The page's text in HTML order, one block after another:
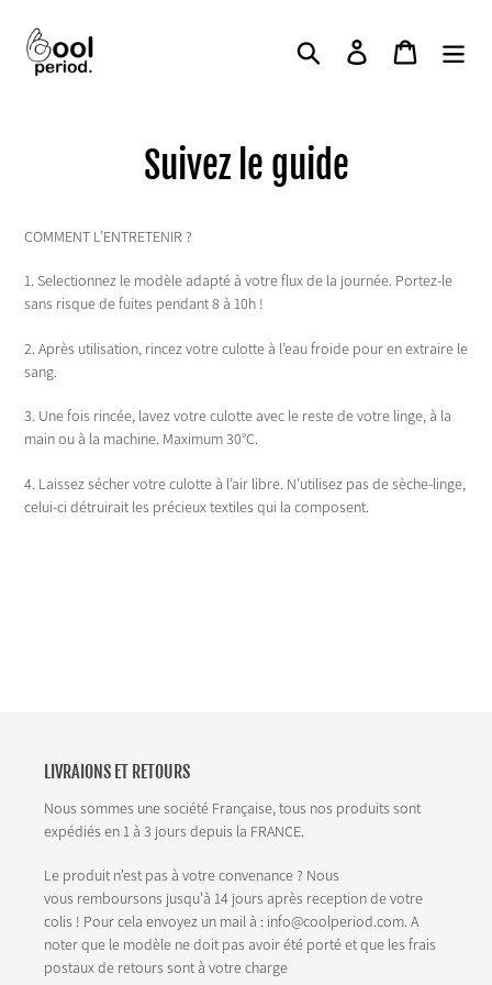
contenu
RechercherSe connecter
Panier
Suivez le guide
COMMENT L’ENTRETENIR ?
1. Selectionnez le modèle adapté à votre flux de la journée. Portez-le
sans risque de fuites pendant 8 à 10h !
2. Après utilisation, rincez votre culotte à l’eau froide pour en extraire le
sang.
3. Une fois rincée, lavez votre culotte avec le reste de votre linge, à la
main ou à la machine. Maximum 30°C.
4. Laissez sécher votre culotte à l’air libre. N’utilisez pas de sèche-linge,
celui-ci détruirait les précieux textiles qui la composent.
LIVRAIONS ET RETOURS
Nous sommes une société Française, tous nos produits sont
expédiés en 1 à 3 jours depuis la FRANCE.
Le produit n'est pas à votre convenance ? Nous
vous remboursons jusqu'à 14 jours après reception de votre
colis ! Pour cela envoyez un mail à : info@coolperiod.com. A
noter que le modèle ne doit pas avoir été porté et que les frais
postaux de retours sont à votre charge